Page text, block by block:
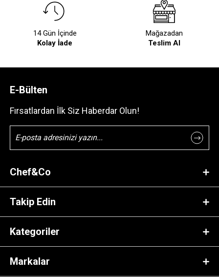
14 Gün İçinde
Kolay İade
Mağazadan
Teslim Al
E-Bülten
Fırsatlardan İlk Siz Haberdar Olun!
Chef&Co
Takip Edin
Kategoriler
Markalar